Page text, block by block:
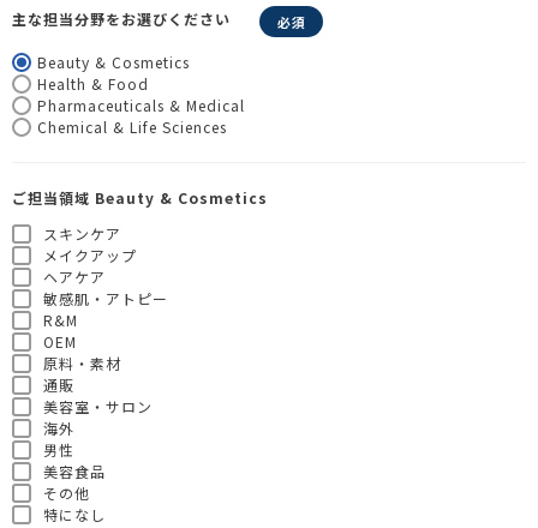
主な担当分野をお選びください
Beauty & Cosmetics
Health & Food
Pharmaceuticals & Medical
Chemical & Life Sciences
ご担当領域 Beauty & Cosmetics
スキンケア
メイクアップ
ヘアケア
敏感肌・アトピー
R&M
OEM
原料・素材
通販
美容室・サロン
海外
男性
美容食品
その他
特になし